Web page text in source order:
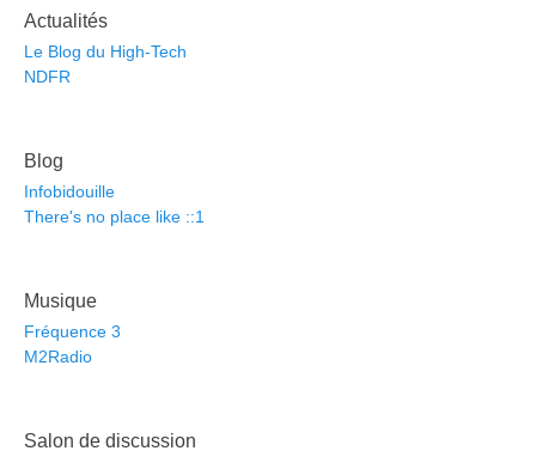
Actualités
Le Blog du High-Tech
NDFR
Blog
Infobidouille
There's no place like ::1
Musique
Fréquence 3
M2Radio
Salon de discussion